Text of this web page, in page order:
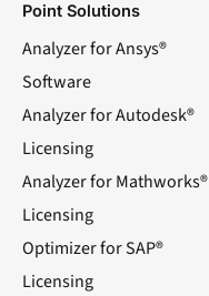
Point Solutions
Analyzer for Ansys®
Software
Analyzer for Autodesk®
Licensing
Analyzer for Mathworks®
Licensing
Optimizer for SAP®
Licensing